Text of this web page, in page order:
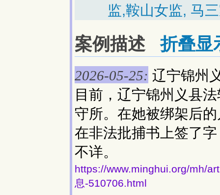
监,鞍山女监, 马
案例描述折叠显
2026-05-25: 辽宁锦州
目前，辽宁锦州义县
守所。在她被绑架后
在非法批捕书上签了
不详。
https://www.minghui.org/mh/
息-510706.html